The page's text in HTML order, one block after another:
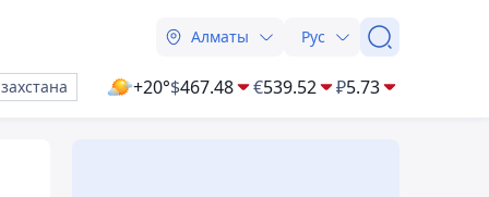
Алматы Рус
+20°$467.48 €539.52 ₽5.73